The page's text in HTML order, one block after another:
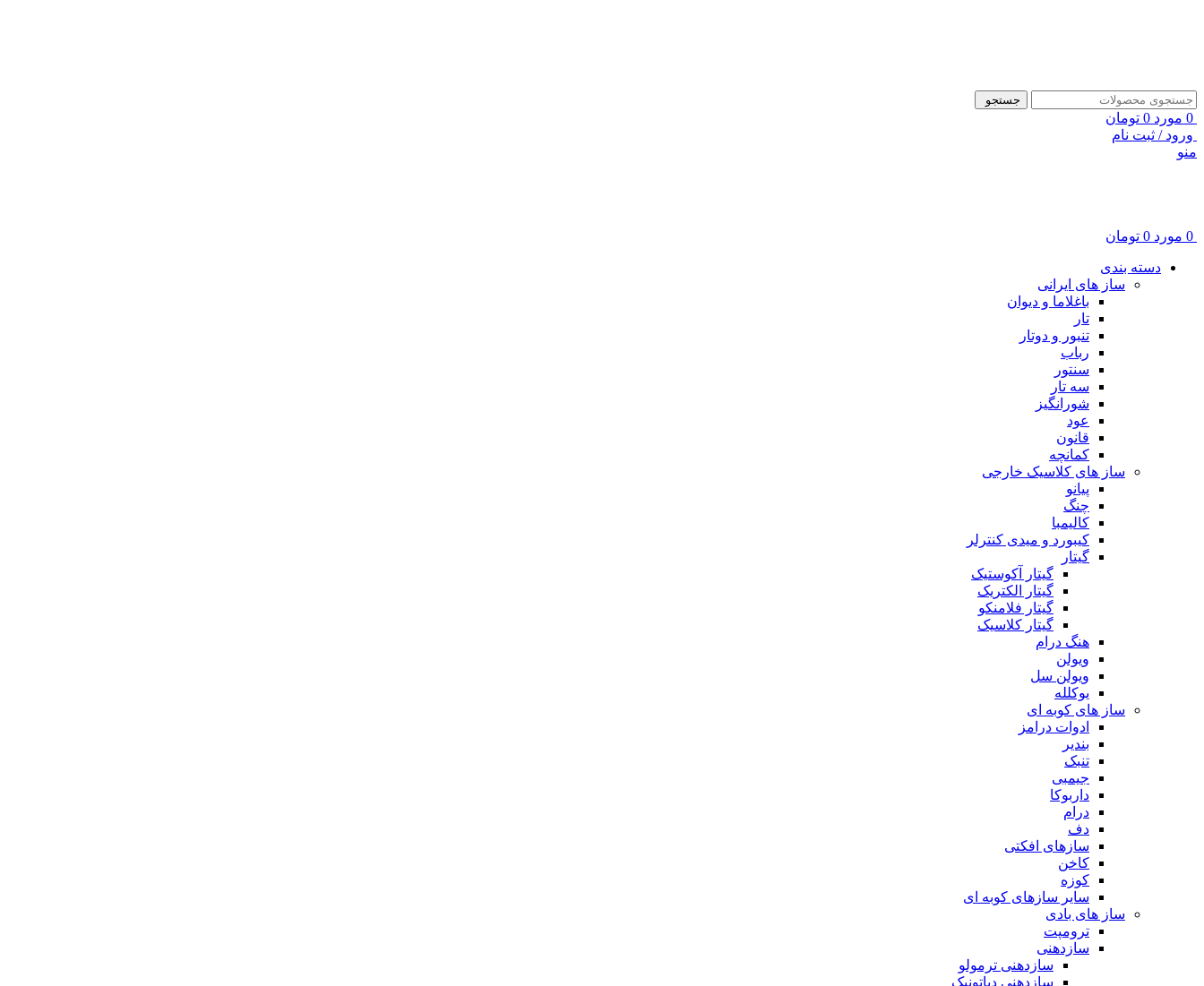
جستجو
0 مورد 0 تومان
ورود / ثبت نام
منو
0 مورد 0 تومان
دسته بندی
ساز های ایرانی
باغلاما و دیوان
تار
تنبور و دوتار
رباب
سنتور
سه تار
شورانگیز
عود
قانون
کمانچه
ساز های کلاسیک خارجی
پیانو
چنگ
کالیمبا
کیبورد و میدی کنترلر
گیتار
گیتار آکوستیک
گیتار الکتریک
گیتار فلامنکو
گیتار کلاسیک
هنگ درام
ویولن
ویولن سل
یوکلله
ساز های کوبه ای
ادوات درامز
بندیر
تنبک
جیمبی
داربوکا
درام
دف
سازهای افکتی
کاخن
کوزه
سایر سازهای کوبه ای
ساز های بادی
ترومپت
سازدهنی
سازدهنی ترمولو
سازدهنی دیاتونیک